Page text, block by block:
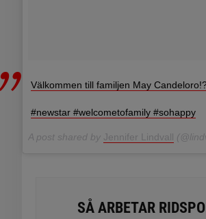
Välkommen till familjen May
#newstar #welcometofamily #sohappy
A post shared by Jennifer Lindvall
SÅ ARBETAR